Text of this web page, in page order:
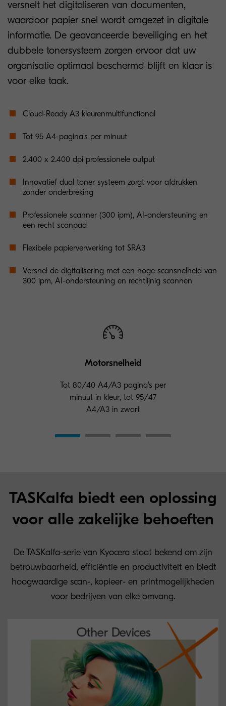
versnelt het digitaliseren van documenten,
waardoor papier snel wordt omgezet in digitale
informatie. De geavanceerde beveiliging en het
dubbele tonersysteem zorgen ervoor dat uw
organisatie optimaal beschermd blijft en klaar is
voor elke taak.
Cloud-Ready A3 kleurenmultifunctional
Tot 95 A4-pagina's per minuut
2.400 x 2.400 dpi professionele output
Innovatief dual toner systeem zorgt voor afdrukken
zonder onderbreking
Professionele scanner (300 ipm), AI-ondersteuning en
een recht scanpad
Flexibele papierverwerking tot SRA3
Versnel de digitalisering met een hoge scansnelheid van
300 ipm, AI-ondersteuning en rechtlijnig scannen
Motorsnelheid
Tot 80/40 A4/A3 pagina's per
minuut in kleur, tot 95/47
A4/A3 in zwart
TASKalfa biedt een oplossing
voor alle zakelijke behoeften
De TASKalfa-serie van Kyocera staat bekend om zijn
betrouwbaarheid, efficiëntie en productiviteit en biedt
hoogwaardige scan-, kopieer- en printmogelijkheden
voor bedrijven van elke omvang.